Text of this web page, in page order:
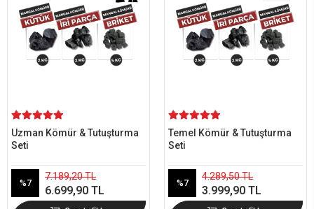
Uzman Kömür & Tutuşturma
Seti
%7
7.189,20 TL
6.699,90 TL
Temel Kömür & Tutuşturma
Seti
%7
4.289,50 TL
3.999,90 TL